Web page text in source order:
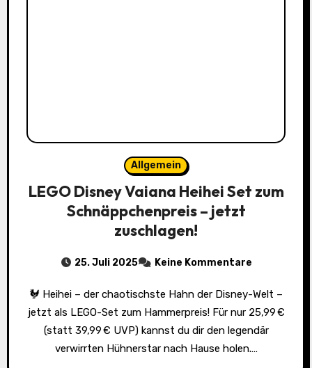
Allgemein
LEGO Disney Vaiana Heihei Set zum
Schnäppchenpreis – jetzt
zuschlagen!
25. Juli 2025 Keine Kommentare
🐓 Heihei – der chaotischste Hahn der Disney-Welt –
jetzt als LEGO-Set zum Hammerpreis! Für nur 25,99 €
(statt 39,99 € UVP) kannst du dir den legendär
verwirrten Hühnerstar nach Hause holen.…